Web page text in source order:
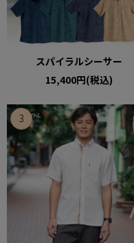
スパイラルシーサー
15,400円(税込)